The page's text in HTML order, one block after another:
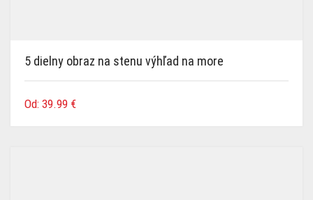
5 dielny obraz na stenu výhľad na more
Od: 39.99 €